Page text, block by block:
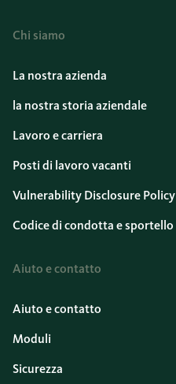
Chi siamo
La nostra azienda
la nostra storia aziendale
Lavoro e carriera
Posti di lavoro vacanti
Vulnerability Disclosure Policy
Codice di condotta e sportello
Aiuto e contatto
Aiuto e contatto
Moduli
Sicurezza